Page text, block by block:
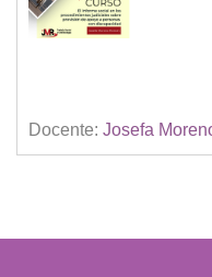
Docente: Josefa